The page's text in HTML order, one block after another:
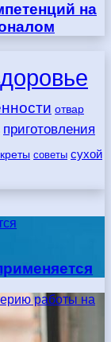
на
отвар
приготовления
советы сухой
работы на